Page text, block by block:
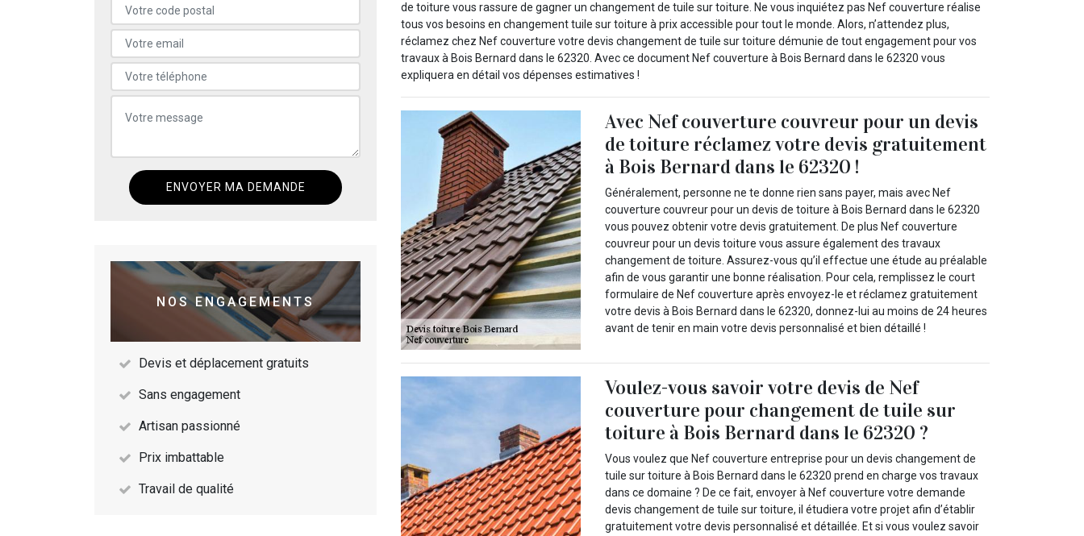
NOS ENGAGEMENTS
Devis et déplacement gratuits
Sans engagement
Artisan passionné
Prix imbattable
Travail de qualité
de toiture vous rassure de gagner un changement de tuile sur toiture. Ne vous inquiétez pas Nef couverture réalise
tous vos besoins en changement tuile sur toiture à prix accessible pour tout le monde. Alors, n’attendez plus,
réclamez chez Nef couverture votre devis changement de tuile sur toiture démunie de tout engagement pour vos
travaux à Bois Bernard dans le 62320. Avec ce document Nef couverture à Bois Bernard dans le 62320 vous
expliquera en détail vos dépenses estimatives !
Avec Nef couverture couvreur pour un devis
de toiture réclamez votre devis gratuitement
à Bois Bernard dans le 62320 !
Généralement, personne ne te donne rien sans payer, mais avec Nef
couverture couvreur pour un devis de toiture à Bois Bernard dans le 62320
vous pouvez obtenir votre devis gratuitement. De plus Nef couverture
couvreur pour un devis toiture vous assure également des travaux
changement de toiture. Assurez-vous qu’il effectue une étude au préalable
afin de vous garantir une bonne réalisation. Pour cela, remplissez le court
formulaire de Nef couverture après envoyez-le et réclamez gratuitement
votre devis à Bois Bernard dans le 62320, donnez-lui au moins de 24 heures
avant de tenir en main votre devis personnalisé et bien détaillé !
Voulez-vous savoir votre devis de Nef
couverture pour changement de tuile sur
toiture à Bois Bernard dans le 62320 ?
Vous voulez que Nef couverture entreprise pour un devis changement de
tuile sur toiture à Bois Bernard dans le 62320 prend en charge vos travaux
dans ce domaine ? De ce fait, envoyer à Nef couverture votre demande
devis changement de tuile sur toiture, il étudiera votre projet afin d’établir
gratuitement votre devis personnalisé et détaillée. Et si vous voulez savoir